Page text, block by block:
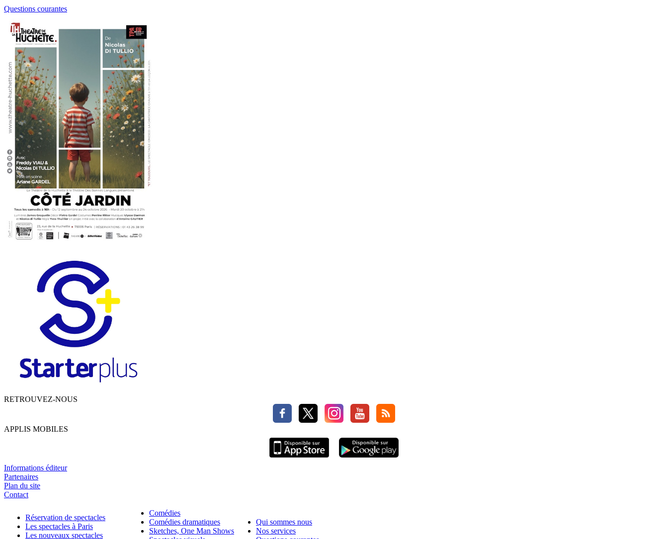
Questions courantes
RETROUVEZ-NOUS
APPLIS MOBILES
Informations éditeur
Partenaires
Plan du site
Contact
Réservation de spectacles
Les spectacles à Paris
Les nouveaux spectacles
Comédies
Comédies dramatiques
Sketches, One Man Shows
Qui sommes nous
Nos services